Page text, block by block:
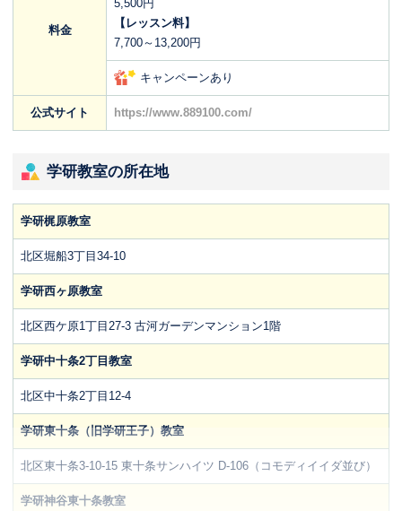
料金
5,500円
【レッスン料】
7,700～13,200円
キャンペーンあり
公式サイト https://www.889100.com/
学研教室の所在地
学研梶原教室
北区堀船3丁目34-10
学研西ヶ原教室
北区西ケ原1丁目27-3 古河ガーデンマンション1階
学研中十条2丁目教室
北区中十条2丁目12-4
学研東十条（旧学研王子）教室
北区東十条3-10-15 東十条サンハイツ D-106（コモディイイダ並び）
学研神谷東十条教室